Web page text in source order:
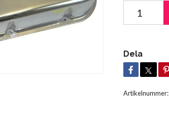
Dela
Artikelnummer: